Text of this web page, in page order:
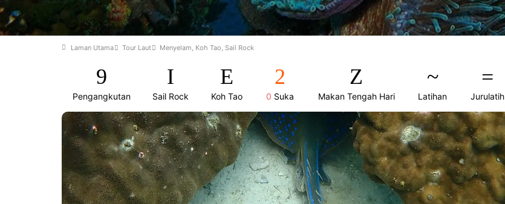
Laman Utama Tour Laut Menyelam, Koh Tao, Sail Rock
Pengangkutan Sail Rock Koh Tao 0 Suka Makan Tengah Hari Latihan Jurulatih